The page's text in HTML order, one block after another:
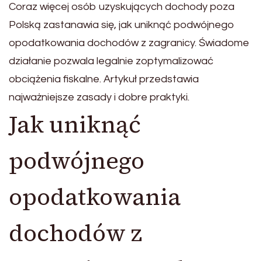
Coraz więcej osób uzyskujących dochody poza
Polską zastanawia się, jak uniknąć podwójnego
opodatkowania dochodów z zagranicy. Świadome
działanie pozwala legalnie zoptymalizować
obciążenia fiskalne. Artykuł przedstawia
najważniejsze zasady i dobre praktyki.
Jak uniknąć
podwójnego
opodatkowania
dochodów z